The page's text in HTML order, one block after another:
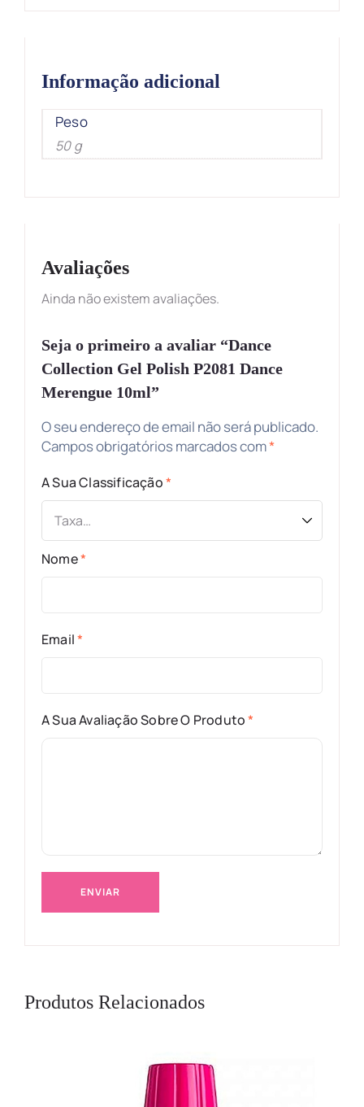
Informação adicional
Peso
50 g
Avaliações
Ainda não existem avaliações.
Seja o primeiro a avaliar “Dance
Collection Gel Polish P2081 Dance
Merengue 10ml”
O seu endereço de email não será publicado.
Campos obrigatórios marcados com*
A Sua Classificação*
A Sua Avaliação Sobre O Produto*
Nome*
Email*
Produtos Relacionados